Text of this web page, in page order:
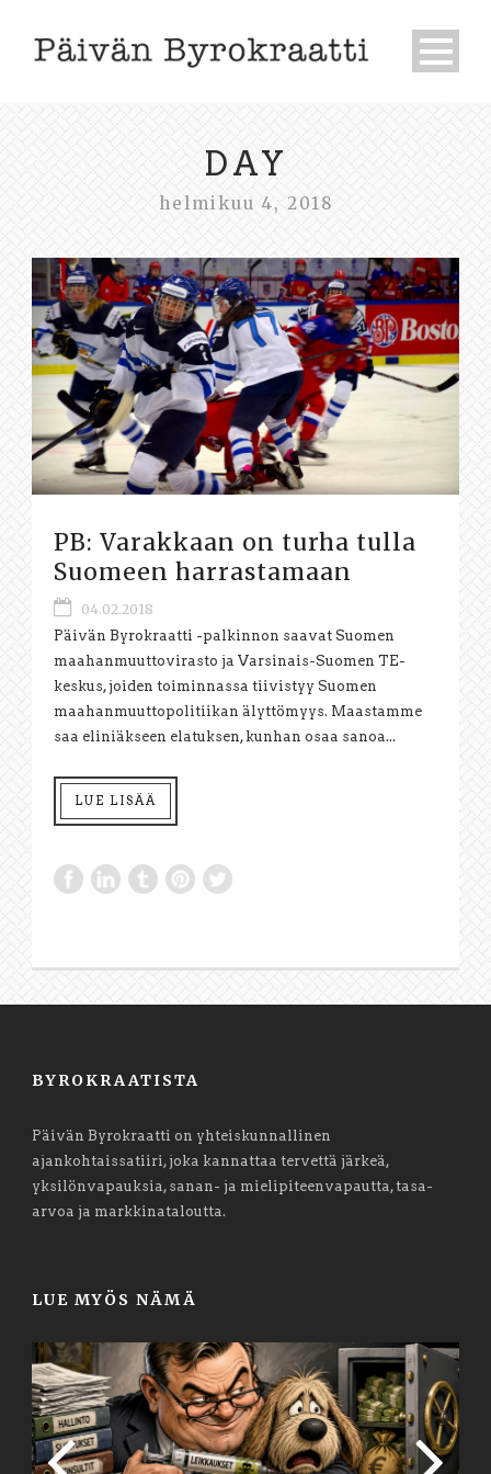
DAY
helmikuu 4, 2018
PB: Varakkaan on turha tulla
Suomeen harrastamaan
04.02.2018
Päivän Byrokraatti -palkinnon saavat Suomen
maahanmuuttovirasto ja Varsinais-Suomen TE-
keskus, joiden toiminnassa tiivistyy Suomen
maahanmuuttopolitiikan älyttömyys. Maastamme
saa eliniäkseen elatuksen, kunhan osaa sanoa...
LUE LISÄÄ
BYROKRAATISTA
Päivän Byrokraatti on yhteiskunnallinen
ajankohtaissatiiri, joka kannattaa tervettä järkeä,
yksilönvapauksia, sanan- ja mielipiteenvapautta, tasa-
arvoa ja markkinataloutta.
LUE MYÖS NÄMÄ